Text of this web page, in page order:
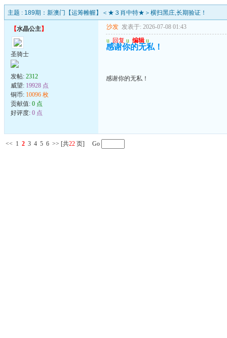
主题 : 189期：新澳门【运筹帷幄】＜★３肖中特★＞横扫黑庄,长期验证！
【水晶公主】
圣骑士
发帖: 2312
威望: 19928 点
铜币: 10096 枚
贡献值: 0 点
好评度: 0 点
沙发 发表于: 2026-07-08 01:43
u 回复 u 编辑 u
感谢你的无私！
感谢你的无私！
<< 1 2 3 4 5 6 >> [共22 页] Go